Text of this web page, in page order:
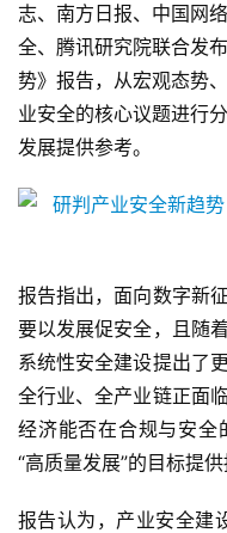
志、南方日报、中国网
全、腾讯研究院联合发
势》报告，从宏观态势
业安全的核心议题进行
发展提供参考。
报告指出，面向数字新
要以发展促安全，且随
系统性安全建设提出了
全行业、全产业链正面
经济能否在合规与安全
“高质量发展”的目标提
报告认为，产业安全建